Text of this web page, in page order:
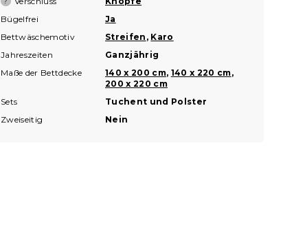
Bügelfrei
Ja
Bettwäschemotiv
Streifen , Karo
Jahreszeiten
Ganzjährig
Maße der Bettdecke
140 x 200 cm, 140 x 220 cm,
200 x 220 cm
Sets
Tuchent und Polster
Zweiseitig
Nein